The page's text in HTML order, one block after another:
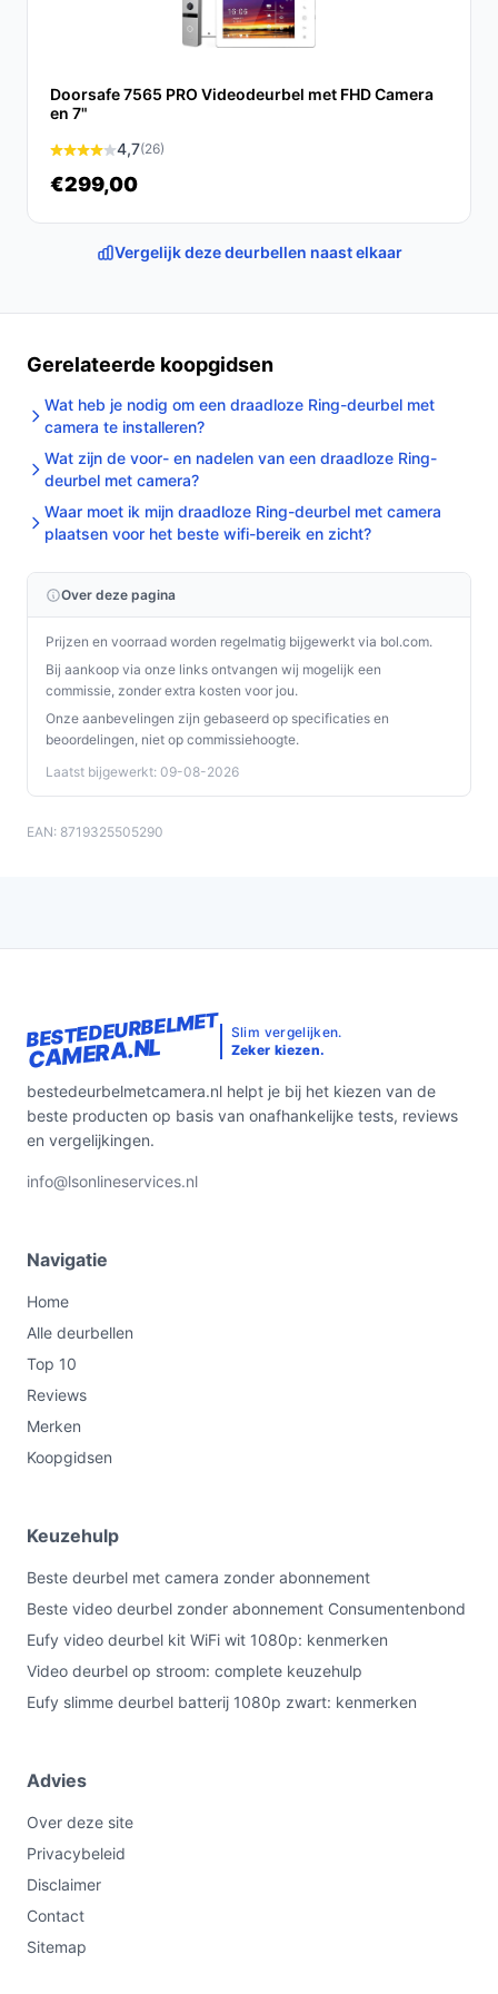
Doorsafe 7565 PRO Videodeurbel met FHD Camera
en 7"
4,7(26)
€299,00
Vergelijk deze deurbellen naast elkaar
Gerelateerde koopgidsen
Wat heb je nodig om een draadloze Ring-deurbel met
camera te installeren?
Wat zijn de voor- en nadelen van een draadloze Ring-
deurbel met camera?
Waar moet ik mijn draadloze Ring-deurbel met camera
plaatsen voor het beste wifi-bereik en zicht?
Over deze pagina
Prijzen en voorraad worden regelmatig bijgewerkt via bol.com.
Bij aankoop via onze links ontvangen wij mogelijk een
commissie, zonder extra kosten voor jou.
Onze aanbevelingen zijn gebaseerd op specificaties en
beoordelingen, niet op commissiehoogte.
Laatst bijgewerkt: 09-08-2026
EAN: 8719325505290
BESTEDEURBELMET
CAMERA.NL
Slim vergelijken.
Zeker kiezen.
bestedeurbelmetcamera.nl helpt je bij het kiezen van de
beste producten op basis van onafhankelijke tests, reviews
en vergelijkingen.
info@lsonlineservices.nl
Navigatie
Home
Alle deurbellen
Top 10
Reviews
Merken
Koopgidsen
Keuzehulp
Beste deurbel met camera zonder abonnement
Beste video deurbel zonder abonnement Consumentenbond
Eufy video deurbel kit WiFi wit 1080p: kenmerken
Video deurbel op stroom: complete keuzehulp
Eufy slimme deurbel batterij 1080p zwart: kenmerken
Advies
Over deze site
Privacybeleid
Disclaimer
Contact
Sitemap